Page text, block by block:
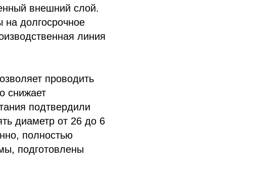
внешний слой.
на долгосрочное
линия
проводить
снижает
подтвердили
диаметр от 26 до 6
полностью
подготовлены